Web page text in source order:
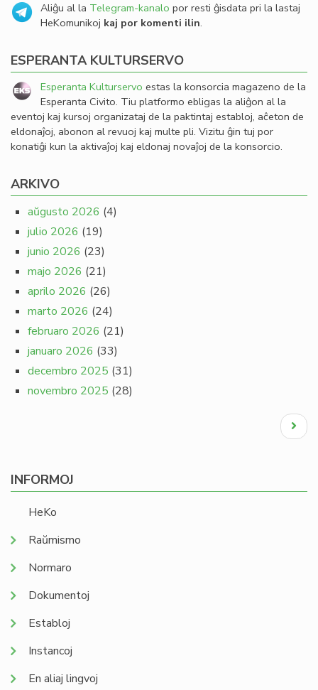
Aliĝu al la Telegram-kanalo por resti ĝisdata pri la lastaj
HeKomunikoj kaj por komenti ilin.
ESPERANTA KULTURSERVO
Esperanta Kulturservo estas la konsorcia magazeno de la
Esperanta Civito. Tiu platformo ebligas la aliĝon al la
eventoj kaj kursoj organizataj de la paktintaj establoj, aĉeton de
eldonaĵoj, abonon al revuoj kaj multe pli. Vizitu ĝin tuj por
konatiĝi kun la aktivaĵoj kaj eldonaj novaĵoj de la konsorcio.
ARKIVO
aŭgusto 2026 (4)
julio 2026 (19)
junio 2026 (23)
majo 2026 (21)
aprilo 2026 (26)
marto 2026 (24)
februaro 2026 (21)
januaro 2026 (33)
decembro 2025 (31)
novembro 2025 (28)
Next
page
INFORMOJ
HeKo
Raŭmismo
Normaro
Dokumentoj
Establoj
Instancoj
En aliaj lingvoj